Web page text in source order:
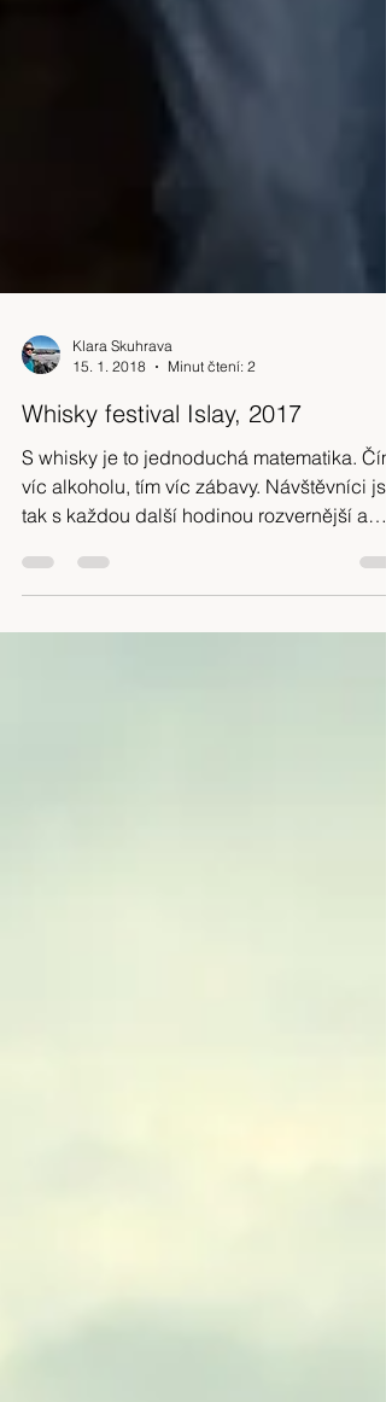
15. 1. 2018
Minut čtení: 2
Whisky festival Islay, 2017
S whisky je to jednoduchá matematika. Čím
víc alkoholu, tím víc zábavy. Návštěvníci
tak s každou další hodinou rozvernější a